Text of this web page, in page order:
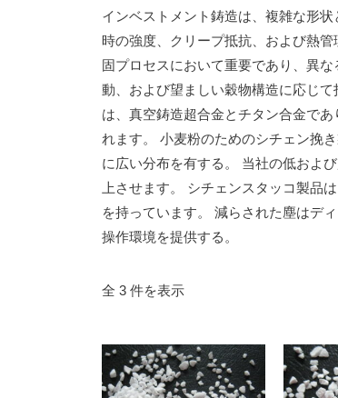
インベストメント鋳造は、複雑な形
時の強度、クリープ抵抗、および熱
固プロセスにおいて重要であり、異
動、および望ましい穀物構造に応じ
は、真空鋳造超合金とチタン合金で
れます。 小麦粉のためのシチェン挽
に広い分布を有する。 当社の低およ
上させます。 シチェンスタッコ製品
を持っています。 減らされた塵はデ
操作環境を提供する。
全 3 件を表示